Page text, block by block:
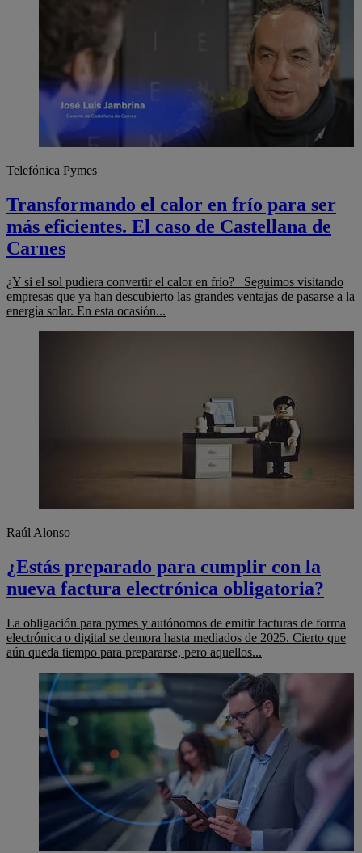
Telefónica Pymes
Transformando el calor en frío para ser
más eficientes. El caso de Castellana de
Carnes
¿Y si el sol pudiera convertir el calor en frío? Seguimos visitando
empresas que ya han descubierto las grandes ventajas de pasarse a la
energía solar. En esta ocasión...
Raúl Alonso
¿Estás preparado para cumplir con la
nueva factura electrónica obligatoria?
La obligación para pymes y autónomos de emitir facturas de forma
electrónica o digital se demora hasta mediados de 2025. Cierto que
aún queda tiempo para prepararse, pero aquellos...